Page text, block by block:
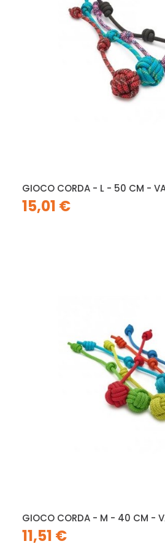
GIOCO CORDA - L - 50 CM -
15,01 €
GIOCO CORDA - M - 40 CM -
11,51 €